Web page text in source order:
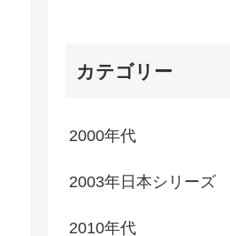
カテゴリー
2000年代
2003年日本シリーズ
2010年代